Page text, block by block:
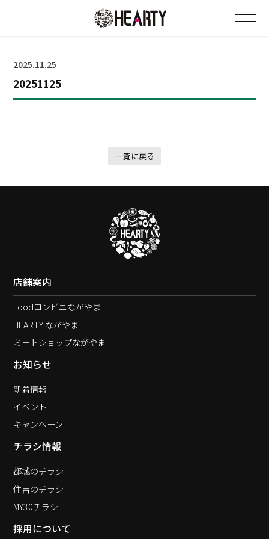
チラシ情報
2025.11.25
20251125
一覧に戻る
店舗案内
Foodコンビニながやま
HEARTY ながやま
ミートショップながやま
お知らせ
新着情報
イベント
キャンペーン
チラシ情報
都城のチラシ
住吉のチラシ
MY30チラシ
採用について